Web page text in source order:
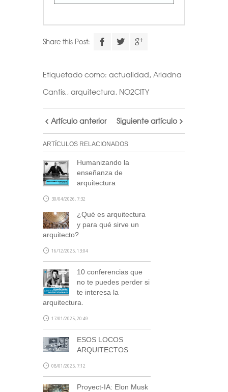
Share this Post:
Etiquetado como: actualidad, Ariadna
Cantis., arquitectura, NO2CITY
Artículo anterior Siguiente artículo
ARTÍCULOS RELACIONADOS
Humanizando la
enseñanza de
arquitectura
30/04/2026, 7:32
¿Qué es arquitectura
y para qué sirve un
arquitecto?
16/12/2025, 13:04
10 conferencias que
no te puedes perder si
te interesa la
arquitectura.
17/01/2025, 20:49
ESOS LOCOS
ARQUITECTOS
08/01/2025, 7:12
Proyect-IA: Elon Musk